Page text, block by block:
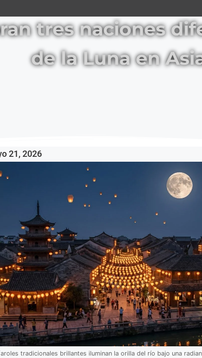
tres naciones
de la Luna en
21, 2026
tradicionales brillantes iluminan la orilla del río bajo una